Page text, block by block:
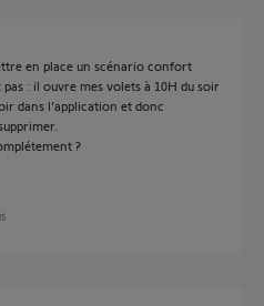
en place un scénario confort
: il ouvre mes volets à 10H du soir
dans l'application et donc
?